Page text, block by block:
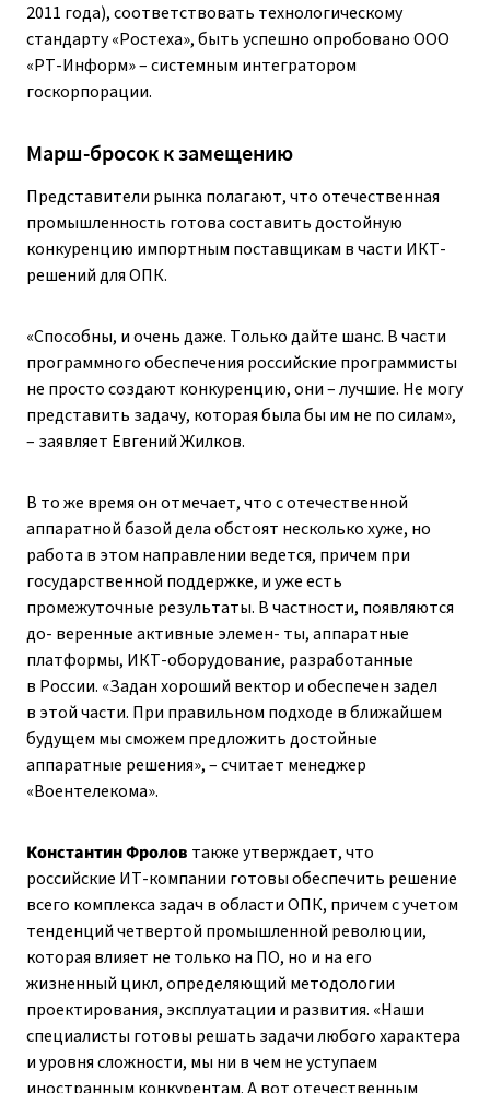
2011 года), соответствовать технологическому
стандарту «Ростеха», быть успешно опробовано ООО
«РТ-Информ» – ​системным интегратором
госкорпорации.
Марш-бросок к замещению
Представители рынка полагают, что отечественная
промышленность готова составить достойную
конкуренцию импортным поставщикам в части ИКТ-
решений для ОПК.
«Способны, и очень даже. Только дайте шанс. В части
программного обеспечения российские программисты
не просто создают конкуренцию, они – ​лучшие. Не могу
представить задачу, которая была бы им не по силам»,
– ​заявляет Евгений Жилков.
В то же время он отмечает, что с отечественной
аппаратной базой дела обстоят несколько хуже, но
работа в этом направлении ведется, причем при
государственной поддержке, и уже есть
промежуточные результаты. В частности, появляются
до- веренные активные элемен- ты, аппаратные
платформы, ИКТ-оборудование, разработанные
в России. «Задан хороший вектор и обеспечен задел
в этой части. При правильном подходе в ближайшем
будущем мы сможем предложить достойные
аппаратные решения», – ​считает менеджер
«Воентелекома».
Константин Фролов также утверждает, что
российские ИТ-компании готовы обеспечить решение
всего комплекса задач в области ОПК, причем с учетом
тенденций четвертой промышленной революции,
которая влияет не только на ПО, но и на его
жизненный цикл, определяющий методологии
проектирования, эксплуатации и развития. «Наши
специалисты готовы решать задачи любого характера
и уровня сложности, мы ни в чем не уступаем